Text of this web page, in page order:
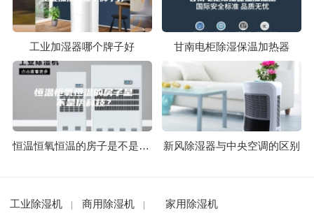
工业加湿器哪个牌子好 甘南电柜除湿保温加热器
恒温恒氧恒温的房子是不是伪科技？ 新风除湿器与中央空调的区别
工业除湿机 商用除湿机 家用除湿机